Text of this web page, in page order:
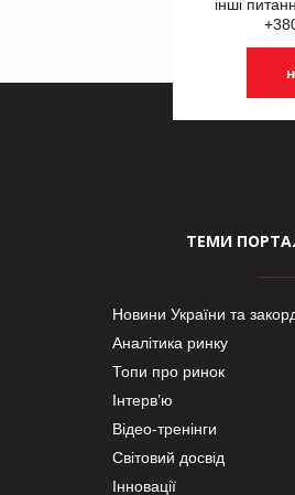
інші
ТЕМИ
Новини України та
Аналітика ринку
Топи про ринок
Інтерв’ю
Відео-тренінги
Світовий досвід
Інновації